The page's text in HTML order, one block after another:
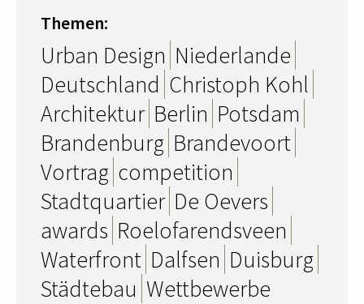
Themen:
Urban Design Niederlande
Deutschland Christoph Kohl
Architektur Berlin Potsdam
Brandenburg Brandevoort
Vortrag competition
Stadtquartier De Oevers
awards Roelofarendsveen
Waterfront Dalfsen Duisburg
Städtebau Wettbewerbe